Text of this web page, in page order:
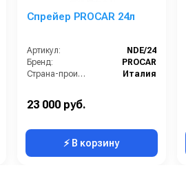
Спрейер PROCAR 24л
Артикул:
NDE/24
Бренд:
PROCAR
Страна-производитель:
Италия
23 000 руб.
⚡ В корзину